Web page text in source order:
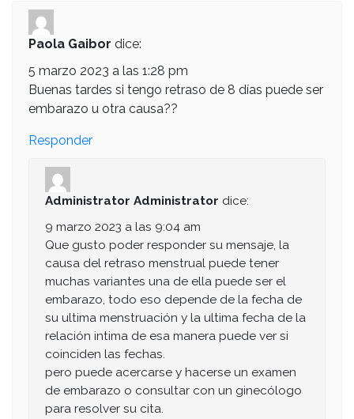
Paola Gaibor dice:
5 marzo 2023 a las 1:28 pm
Buenas tardes si tengo retraso de 8 días puede ser
embarazo u otra causa??
Responder
Administrator Administrator dice:
9 marzo 2023 a las 9:04 am
Que gusto poder responder su mensaje, la
causa del retraso menstrual puede tener
muchas variantes una de ella puede ser el
embarazo, todo eso depende de la fecha de
su ultima menstruación y la ultima fecha de la
relación intima de esa manera puede ver si
coinciden las fechas.
pero puede acercarse y hacerse un examen
de embarazo o consultar con un ginecólogo
para resolver su cita.